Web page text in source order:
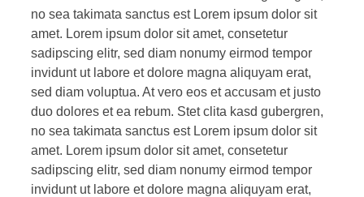
no sea takimata sanctus est Lorem ipsum dolor sit
amet. Lorem ipsum dolor sit amet, consetetur
sadipscing elitr, sed diam nonumy eirmod tempor
invidunt ut labore et dolore magna aliquyam erat,
sed diam voluptua. At vero eos et accusam et justo
duo dolores et ea rebum. Stet clita kasd gubergren,
no sea takimata sanctus est Lorem ipsum dolor sit
amet. Lorem ipsum dolor sit amet, consetetur
sadipscing elitr, sed diam nonumy eirmod tempor
invidunt ut labore et dolore magna aliquyam erat,